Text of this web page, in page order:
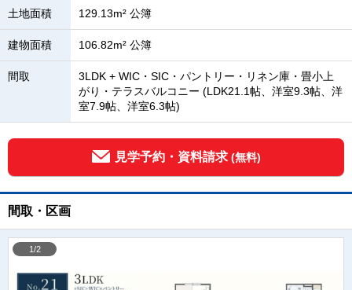
土地面積 129.13m² 公簿
建物面積 106.82m² 公簿
間取
3LDK + WIC・SIC・パントリー・リネン庫・畳小上
がり・テラスバルコニー (LDK21.1帖、洋室9.3帖、洋
室7.9帖、洋室6.3帖)
見学予約・資料請求 (無料)
間取・区画
1/2